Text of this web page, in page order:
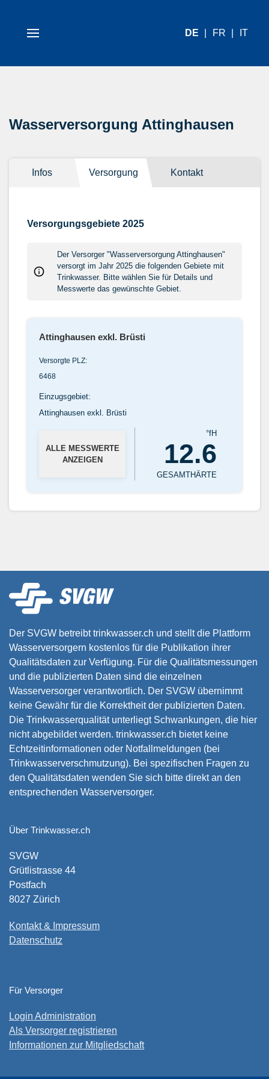
DE FR IT
Wasserversorgung Attinghausen
Infos Versorgung Kontakt
Versorgungsgebiete 2025
Der Versorger "Wasserversorgung Attinghausen"
versorgt im Jahr 2025 die folgenden Gebiete mit
Trinkwasser. Bitte wählen Sie für Details und
Messwerte das gewünschte Gebiet.
Attinghausen exkl. Brüsti
Versorgte PLZ:
6468
Einzugsgebiet:
Attinghausen exkl. Brüsti
ALLE MESSWERTE
ANZEIGEN
°fH
12.6
GESAMTHÄRTE
Der SVGW betreibt trinkwasser.ch und stellt die Plattform
Wasserversorgern kostenlos für die Publikation ihrer
Qualitätsdaten zur Verfügung. Für die Qualitätsmessungen
und die publizierten Daten sind die einzelnen
Wasserversorger verantwortlich. Der SVGW übernimmt
keine Gewähr für die Korrektheit der publizierten Daten.
Die Trinkwasserqualität unterliegt Schwankungen, die hier
nicht abgebildet werden. trinkwasser.ch bietet keine
Echtzeitinformationen oder Notfallmeldungen (bei
Trinkwasserverschmutzung). Bei spezifischen Fragen zu
den Qualitätsdaten wenden Sie sich bitte direkt an den
entsprechenden Wasserversorger.
Über Trinkwasser.ch
SVGW
Grütlistrasse 44
Postfach
8027 Zürich
Kontakt & Impressum
Datenschutz
Für Versorger
Login Administration
Als Versorger registrieren
Informationen zur Mitgliedschaft